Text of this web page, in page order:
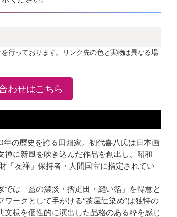
行っております。リンク先の色と実物は異なる場
わせはこちら
の歴史を誇る田畑家。初代喜八氏は日本画
禅に新風を吹き込んだ作品を創出し、昭和
「友禅」保持者・人間国宝に指定されてい
は「藍の濃淡・摺疋田・縫い箔」を得意と
ークとして手がける“茶屋辻染め”は独特の
様を個性的に演出した品格のある粋を感じ